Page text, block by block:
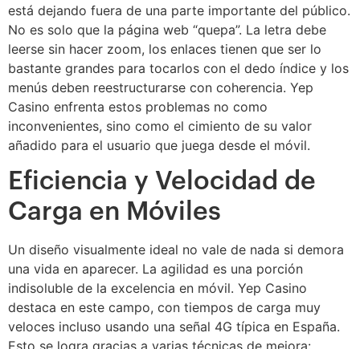
está dejando fuera de una parte importante del público.
No es solo que la página web “quepa”. La letra debe
leerse sin hacer zoom, los enlaces tienen que ser lo
bastante grandes para tocarlos con el dedo índice y los
menús deben reestructurarse con coherencia. Yep
Casino enfrenta estos problemas no como
inconvenientes, sino como el cimiento de su valor
añadido para el usuario que juega desde el móvil.
Eficiencia y Velocidad de
Carga en Móviles
Un diseño visualmente ideal no vale de nada si demora
una vida en aparecer. La agilidad es una porción
indisoluble de la excelencia en móvil. Yep Casino
destaca en este campo, con tiempos de carga muy
veloces incluso usando una señal 4G típica en España.